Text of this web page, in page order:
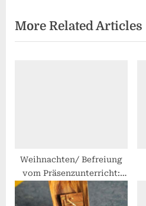
v
i
t
:
x
t
More Related Articles
Weihnachten/ Befreiung
vom Präsenzunterricht:
Informationen und
Anträge